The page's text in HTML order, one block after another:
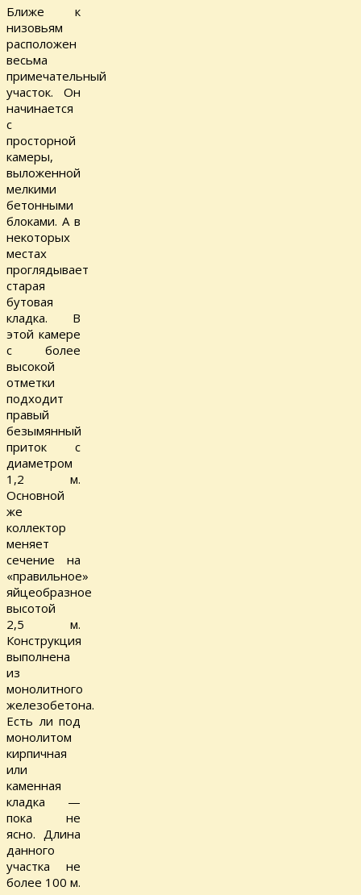
Ближе к
низовьям
расположен
весьма
примечательный
участок. Он
начинается
с
просторной
камеры,
выложенной
мелкими
бетонными
блоками. А в
некоторых
местах
проглядывает
старая
бутовая
кладка. В
этой камере
с более
высокой
отметки
подходит
правый
безымянный
приток с
диаметром
1,2 м.
Основной
же
коллектор
меняет
сечение на
«правильное»
яйцеобразное
высотой
2,5 м.
Конструкция
выполнена
из
монолитного
железобетона.
Есть ли под
монолитом
кирпичная
или
каменная
кладка —
пока не
ясно. Длина
данного
участка не
более 100 м.